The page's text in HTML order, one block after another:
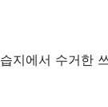
습지에서 수거한